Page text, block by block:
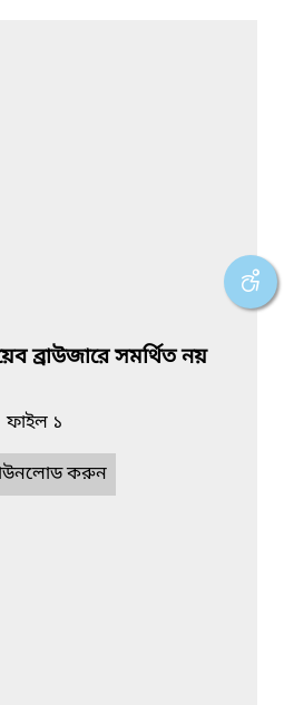
ব্রাউজারে সমর্থিত নয়
ফাইল ১
করুন